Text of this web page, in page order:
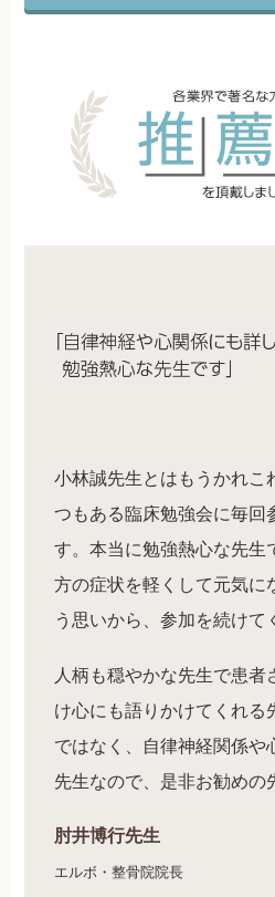
小林誠先生とはもうかれこ
つもある臨床勉強会に毎回
す。本当に勉強熱心な先生
方の症状を軽くして元気に
う思いから、参加を続けて
人柄も穏やかな先生で患者
け心にも語りかけてくれる
ではなく、自律神経関係や
先生なので、是非お勧めの
肘井博行先生
エルボ・整骨院院長